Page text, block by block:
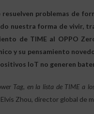
problemas de
nuestra forma de vivir,
de TIME al OPPO
y su pensamiento
IoT no generen
Tag, en la lista de TIME a
Zhou, director global de